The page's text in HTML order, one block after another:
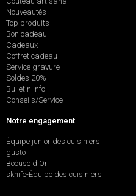
Nouveautés
Top produits
Bon cadeau
Cadeaux
Coffret cadeau
Service gravure
Soldes 20%
Bulletin info
Conseils/Service
Notre engagement
Équipe junior des cuisiniers
gusto
Bocuse d'Or
sknife-Équipe des cuisiniers